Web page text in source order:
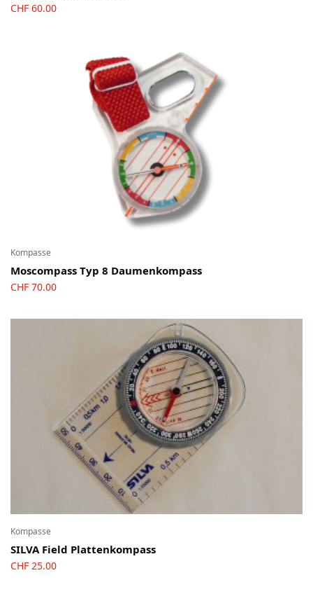
CHF 60.00
Kompasse
Moscompass Typ 8 Daumenkompass
CHF 70.00
Kompasse
SILVA Field Plattenkompass
CHF 25.00